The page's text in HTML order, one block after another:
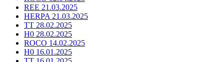
REE 21.03.2025
HERPA 21.03.2025
TT 28.02.2025
H0 28.02.2025
ROCO 14.02.2025
H0 16.01.2025